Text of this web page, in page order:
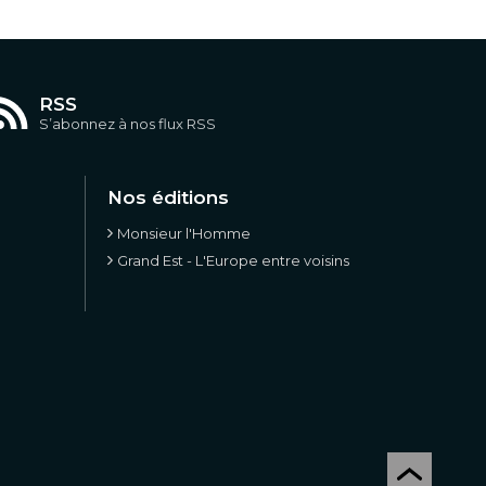
RSS
S’abonnez à nos flux RSS
Nos éditions
Monsieur l'Homme
Grand Est - L'Europe entre voisins